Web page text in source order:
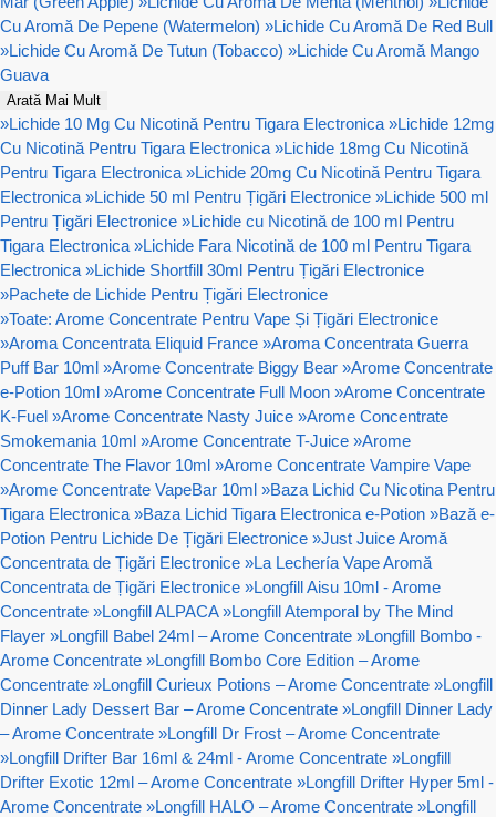
Cu Aromă De Pepene (Watermelon) »Lichide Cu Aromă De Red Bull
»Lichide Cu Aromă De Tutun (Tobacco) »Lichide Cu Aromă Mango
Guava
Arată Mai Mult
»Lichide 10 Mg Cu Nicotină Pentru Tigara Electronica »Lichide 12mg
Cu Nicotină Pentru Tigara Electronica »Lichide 18mg Cu Nicotină
Pentru Tigara Electronica »Lichide 20mg Cu Nicotină Pentru Tigara
Electronica »Lichide 50 ml Pentru Țigări Electronice »Lichide 500 ml
Pentru Țigări Electronice »Lichide cu Nicotină de 100 ml Pentru
Tigara Electronica »Lichide Fara Nicotină de 100 ml Pentru Tigara
Electronica »Lichide Shortfill 30ml Pentru Țigări Electronice
»Pachete de Lichide Pentru Țigări Electronice
»Toate: Arome Concentrate Pentru Vape Și Țigări Electronice
»Aroma Concentrata Eliquid France »Aroma Concentrata Guerra
Puff Bar 10ml »Arome Concentrate Biggy Bear »Arome Concentrate
e-Potion 10ml »Arome Concentrate Full Moon »Arome Concentrate
K-Fuel »Arome Concentrate Nasty Juice »Arome Concentrate
Smokemania 10ml »Arome Concentrate T-Juice »Arome
Concentrate The Flavor 10ml »Arome Concentrate Vampire Vape
»Arome Concentrate VapeBar 10ml »Baza Lichid Cu Nicotina Pentru
Tigara Electronica »Baza Lichid Tigara Electronica e-Potion »Bază e-
Potion Pentru Lichide De Țigări Electronice »Just Juice Aromă
Concentrata de Țigări Electronice »La Lechería Vape Aromă
Concentrata de Țigări Electronice »Longfill Aisu 10ml - Arome
Concentrate »Longfill ALPACA »Longfill Atemporal by The Mind
Flayer »Longfill Babel 24ml – Arome Concentrate »Longfill Bombo -
Arome Concentrate »Longfill Bombo Core Edition – Arome
Concentrate »Longfill Curieux Potions – Arome Concentrate »Longfill
Dinner Lady Dessert Bar – Arome Concentrate »Longfill Dinner Lady
– Arome Concentrate »Longfill Dr Frost – Arome Concentrate
»Longfill Drifter Bar 16ml & 24ml - Arome Concentrate »Longfill
Drifter Exotic 12ml – Arome Concentrate »Longfill Drifter Hyper 5ml -
Arome Concentrate »Longfill HALO – Arome Concentrate »Longfill